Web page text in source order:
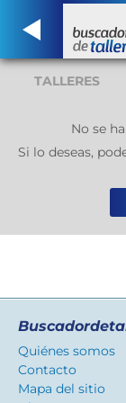
TALLERES
No se
Si lo deseas,
Quiénes somos
Contacto
Mapa del sitio